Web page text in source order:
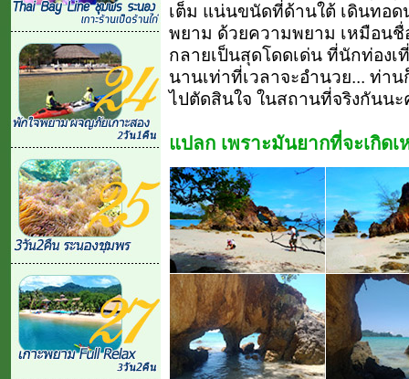
เต็ม แน่นขนัดที่ด้านใต้ เดินทอด
พยาม ด้วยความพยาม เหมือนชื่
กลายเป็นสุดโดดเด่น ที่นักท่อง
นานเท่าที่เวลาจะอำนวย... ท่
ไปตัดสินใจ ในสถานที่จริงกันนะ
แปลก เพราะมันยากที่จะเกิดเ